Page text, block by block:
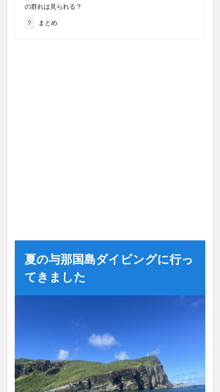
の群れは見られる？
9 まとめ
夏の与那国島ダイビングに行っ
てきました